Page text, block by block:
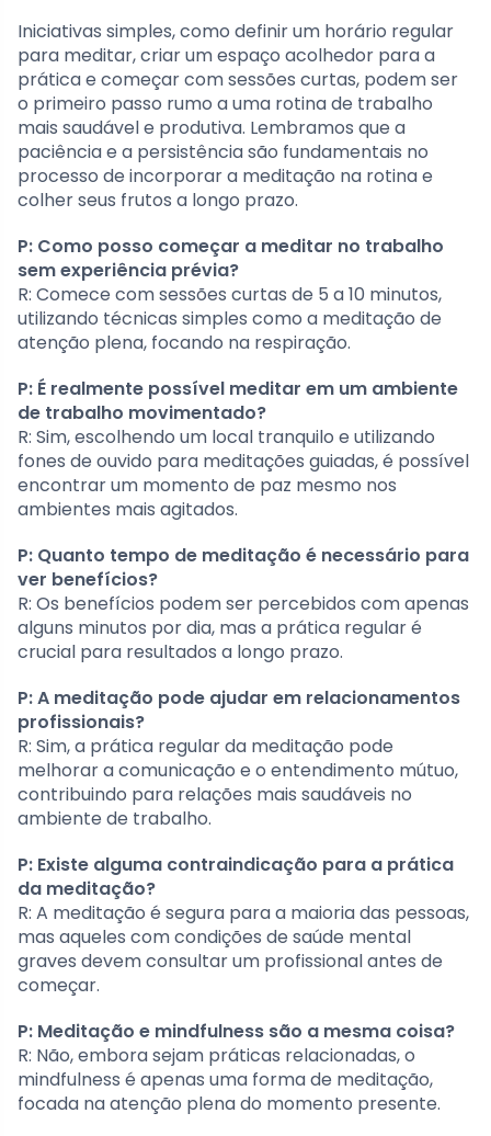
Iniciativas simples, como definir um horário regular
para meditar, criar um espaço acolhedor para a
prática e começar com sessões curtas, podem ser
o primeiro passo rumo a uma rotina de trabalho
mais saudável e produtiva. Lembramos que a
paciência e a persistência são fundamentais no
processo de incorporar a meditação na rotina e
colher seus frutos a longo prazo.
P: Como posso começar a meditar no trabalho
sem experiência prévia?
R: Comece com sessões curtas de 5 a 10 minutos,
utilizando técnicas simples como a meditação de
atenção plena, focando na respiração.
P: É realmente possível meditar em um ambiente
de trabalho movimentado?
R: Sim, escolhendo um local tranquilo e utilizando
fones de ouvido para meditações guiadas, é possível
encontrar um momento de paz mesmo nos
ambientes mais agitados.
P: Quanto tempo de meditação é necessário para
ver benefícios?
R: Os benefícios podem ser percebidos com apenas
alguns minutos por dia, mas a prática regular é
crucial para resultados a longo prazo.
P: A meditação pode ajudar em relacionamentos
profissionais?
R: Sim, a prática regular da meditação pode
melhorar a comunicação e o entendimento mútuo,
contribuindo para relações mais saudáveis no
ambiente de trabalho.
P: Existe alguma contraindicação para a prática
da meditação?
R: A meditação é segura para a maioria das pessoas,
mas aqueles com condições de saúde mental
graves devem consultar um profissional antes de
começar.
P: Meditação e mindfulness são a mesma coisa?
R: Não, embora sejam práticas relacionadas, o
mindfulness é apenas uma forma de meditação,
focada na atenção plena do momento presente.